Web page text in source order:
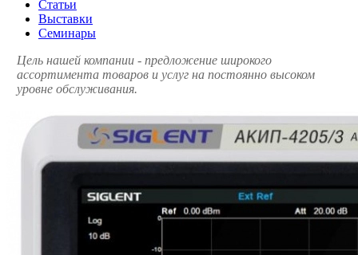
Статьи
Выставки
Семинары
Цель нашей компании - предложение широкого
ассортимента товаров и услуг на постоянно высоком
уровне обслуживания.